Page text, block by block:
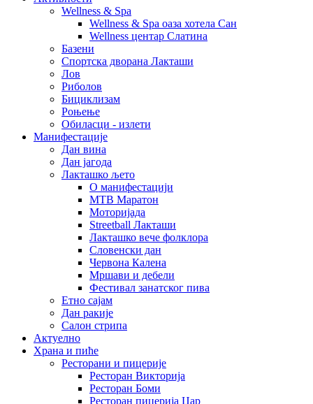
Wellness & Spa
Wellness & Spa оаза хотела Сан
Wellness центар Слатина
Базени
Спортска дворана Лакташи
Лов
Риболов
Бициклизам
Роњење
Обиласци - излети
Манифестације
Дан вина
Дан јагода
Лакташко љето
О манифестацији
MTB Маратон
Моторијада
Streetball Лакташи
Лакташко вече фолклора
Словенски дан
Червона Калена
Мршави и дебели
Фестивал занатског пива
Етно сајам
Дан ракије
Салон стрипа
Актуелно
Храна и пиће
Ресторани и пицерије
Ресторан Викторија
Ресторан Боми
Ресторан пицерија Цар